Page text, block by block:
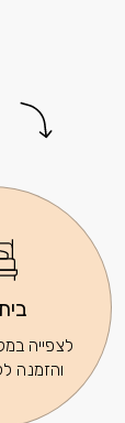
לצפייה
והזמנה